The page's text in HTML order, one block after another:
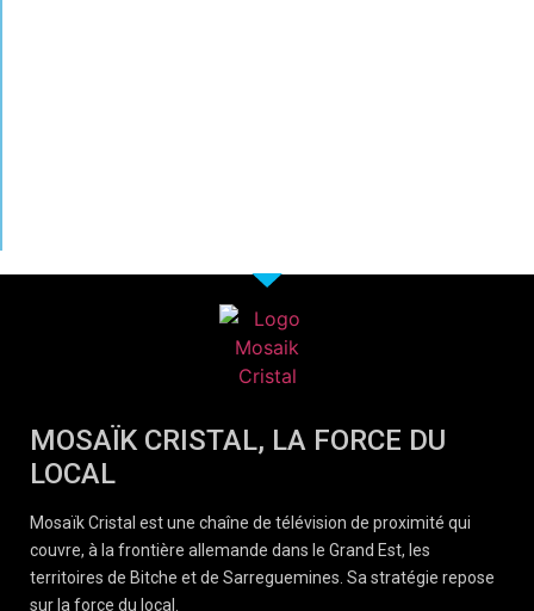
MOSAÏK CRISTAL, LA FORCE DU
LOCAL
Mosaïk Cristal est une chaîne de télévision de proximité qui
couvre, à la frontière allemande dans le Grand Est, les
territoires de Bitche et de Sarreguemines. Sa stratégie repose
sur la force du local.